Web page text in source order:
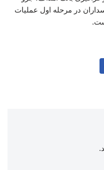
در مرحله اول عملیات
.